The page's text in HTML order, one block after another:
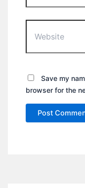
Save my
browser for the